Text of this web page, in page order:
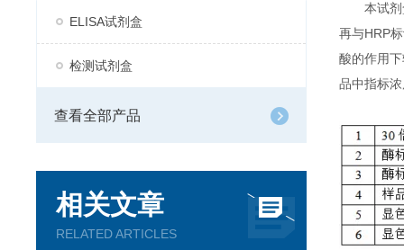
ELISA试剂盒
检测试剂盒
查看全部产品
相关文章
RELATED ARTICLES
本试
再与HRP
酸的作用
品中指标